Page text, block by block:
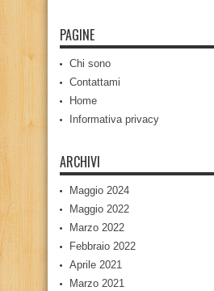
PAGINE
Chi sono
Contattami
Home
Informativa privacy
ARCHIVI
Maggio 2024
Maggio 2022
Marzo 2022
Febbraio 2022
Aprile 2021
Marzo 2021